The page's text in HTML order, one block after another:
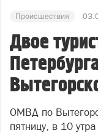
Происшествия
Двое
ОМВД по
пятницу, в 10